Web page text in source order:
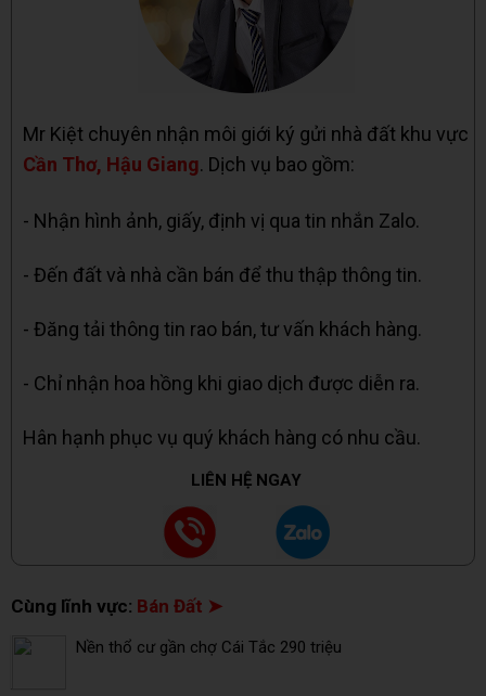
Mr Kiệt chuyên nhận môi giới ký gửi nhà đất khu vực
Cần Thơ, Hậu Giang. Dịch vụ bao gồm:
- Nhận hình ảnh, giấy, định vị qua tin nhắn Zalo.
- Đến đất và nhà cần bán để thu thập thông tin.
- Đăng tải thông tin rao bán, tư vấn khách hàng.
- Chỉ nhận hoa hồng khi giao dịch được diễn ra.
Hân hạnh phục vụ quý khách hàng có nhu cầu.
LIÊN HỆ NGAY
Cùng lĩnh vực: Bán Đất ➤
Nền thổ cư gần chợ Cái Tắc 290 triệu